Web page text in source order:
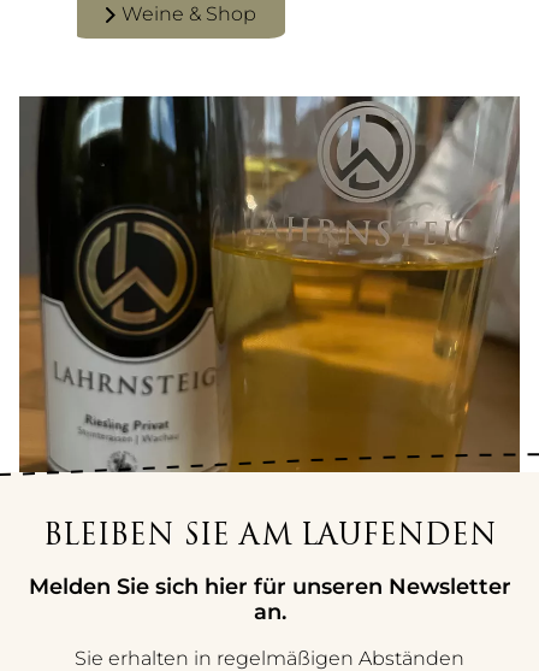
Weine & Shop
BLEIBEN SIE AM LAUFENDEN
Melden Sie sich hier für unseren Newsletter
an.
Sie erhalten in regelmäßigen Abständen